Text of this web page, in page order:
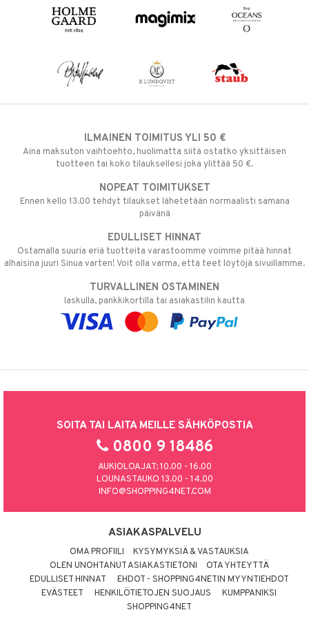
ILMAINEN TOIMITUS YLI 50 €
Aina maksuton vaihtoehto, huolimatta siitä ostatko yksittäisen
tuotteen tai koko tilauksellesi joka ylittää 50 €.
NOPEAT TOIMITUKSET
Ennen kello 13.00 tehdyt tilaukset lähetetään normaalisti samana
päivänä
EDULLISET HINNAT
Ostamalla suuria eriä tuotteita varastoomme voimme pitää hinnat
alhaisina juuri Sinua varten! Voit olla varma, että teet löytöjä sivuillamme.
TURVALLINEN OSTAMINEN
laskulla, pankkikortilla tai asiakastilin kautta
SOITA TAI LAITA MEILLE SÄHKÖPOSTIA
0800 9 18486
AUKIOLOAJAT: 10.00 - 16.00
LOUNASTAUKO 13.00 - 14.00
INFO@SHOPPING4NET.COM
ASIAKASPALVELU
OMA PROFIILI
KYSYMYKSIÄ & VASTAUKSIA
OLEN UNOHTANUT ASIAKASTIETONI
OTA YHTEYTTÄ
EDULLISET HINNAT
EHDOT - SHOPPING4NETIN MYYNTIEHDOT
EVÄSTEET
HENKILÖTIETOJEN SUOJAUS
KUMPPANIKSI
SHOPPING4NET